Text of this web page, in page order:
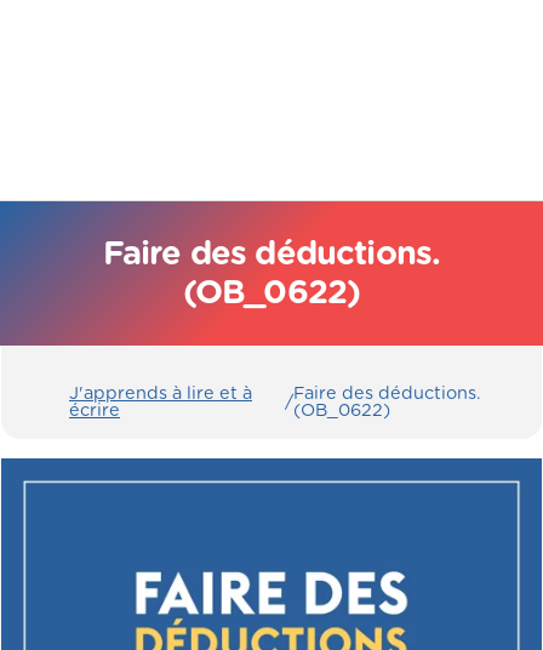
Faire des déductions.
(OB_0622)
J'apprends à lire et à
écrire
/Faire des déductions.
(OB_0622)